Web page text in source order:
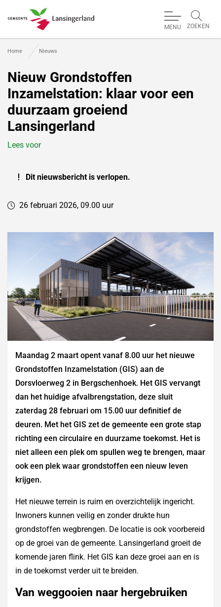
MENU ZOEKEN
Home Nieuws
Nieuw Grondstoffen
Inzamelstation: klaar voor een
duurzaam groeiend
Lansingerland
Lees voor
Dit nieuwsbericht is verlopen.
26 februari 2026, 09.00 uur
Maandag 2 maart opent vanaf 8.00 uur het nieuwe
Grondstoffen Inzamelstation (GIS) aan de
Dorsvloerweg 2 in Bergschenhoek. Het GIS vervangt
dan het huidige afvalbrengstation, deze sluit
zaterdag 28 februari om 15.00 uur definitief de
deuren. Met het GIS zet de gemeente een grote stap
richting een circulaire en duurzame toekomst. Het is
niet alleen een plek om spullen weg te brengen, maar
ook een plek waar grondstoffen een nieuw leven
krijgen.
Het nieuwe terrein is ruim en overzichtelijk ingericht.
Inwoners kunnen veilig en zonder drukte hun
grondstoffen wegbrengen. De locatie is ook voorbereid
op de groei van de gemeente. Lansingerland groeit de
komende jaren flink. Het GIS kan deze groei aan en is
in de toekomst verder uit te breiden.
Van weggooien naar hergebruiken